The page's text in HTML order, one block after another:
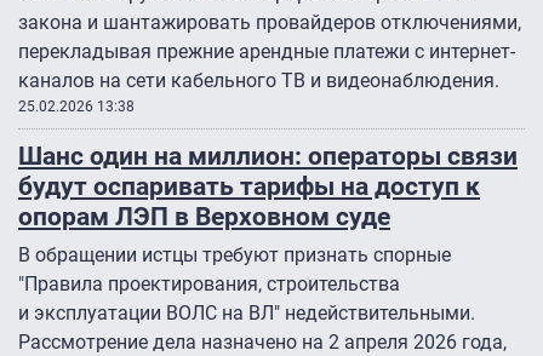
закона и шантажировать провайдеров отключениями,
перекладывая прежние арендные платежи с интернет-
каналов на сети кабельного ТВ и видеонаблюдения.
25.02.2026 13:38
Шанс один на миллион: операторы связи
будут оспаривать тарифы на доступ к
опорам ЛЭП в Верховном суде
В обращении истцы требуют признать спорные
"Правила проектирования, строительства
и эксплуатации ВОЛС на ВЛ" недействительными.
Рассмотрение дела назначено на 2 апреля 2026 года,